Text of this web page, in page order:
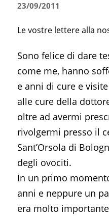
23/09/2011
Le vostre lettere alla
Sono felice di dare
come me, hanno
e anni di cure e
alle cure della
oltre ad avermi
rivolgermi presso il
Sant’Orsola di
degli ovociti.
In un primo
anni e neppure un
era molto